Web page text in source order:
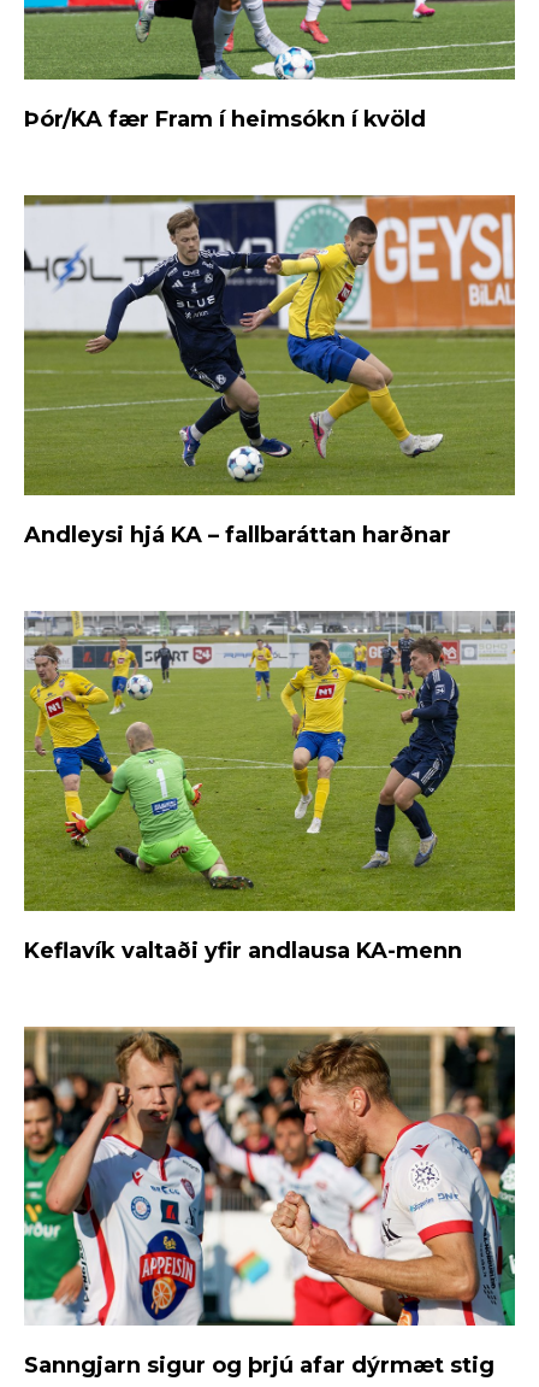
Þór/KA fær Fram í heimsókn í kvöld
Andleysi hjá KA – fallbaráttan harðnar
Keflavík valtaði yfir andlausa KA-menn
Sanngjarn sigur og þrjú afar dýrmæt stig